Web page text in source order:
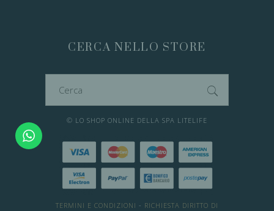
CERCA NELLO STORE
© LO SHOP ONLINE DELLA SPA LITELIFE
TERMINI E CONDIZIONI - RICHIESTA DIRITTO DI